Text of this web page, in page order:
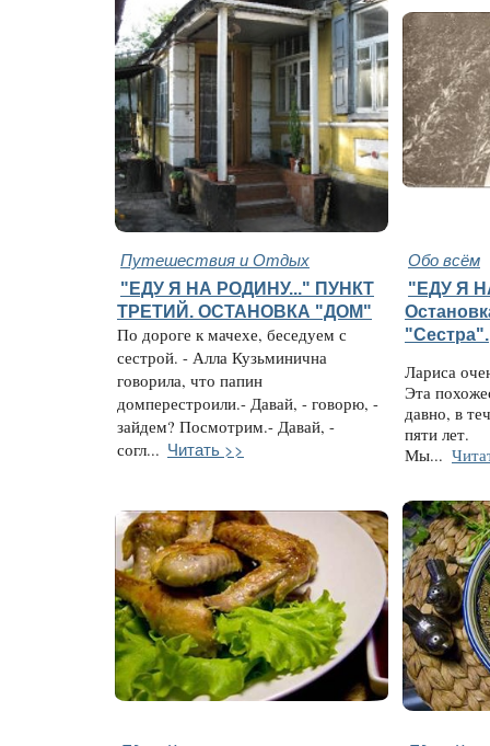
Путешествия и Отдых Обо всём
"ЕДУ Я НА РОДИНУ..." ПУНКТ
ТРЕТИЙ. ОСТАНОВКА "ДОМ"
По дороге к мачехе, беседуем с
сестрой. - Алла Кузьминична
говорила, что папин
домперестроили.- Давай, - говорю, -
зайдем? Посмотрим.- Давай, -
согл... Читать >>
"ЕДУ Я
"Сестра".
Лариса
Эта
давно, в
пяти лет.
Мы...